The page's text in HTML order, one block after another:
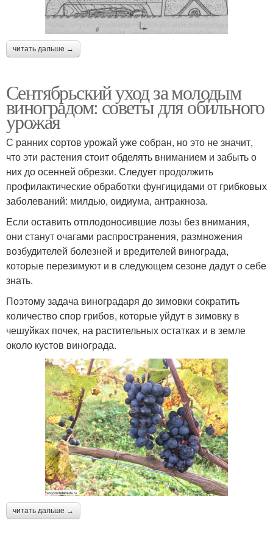
читать дальше →
Сентябрьский уход за молодым
виноградом: советы для обильного
урожая
С ранних сортов урожай уже собран, но это не значит,
что эти растения стоит обделять вниманием и забыть о
них до осенней обрезки. Следует продолжить
профилактические обработки фунгицидами от грибковых
заболеваний: милдью, оидиума, антракноза.
Если оставить отплодоносившие лозы без внимания,
они станут очагами распространения, размножения
возбудителей болезней и вредителей винограда,
которые перезимуют и в следующем сезоне дадут о себе
знать.
Поэтому задача виноградаря до зимовки сократить
количество спор грибов, которые уйдут в зимовку в
чешуйках почек, на растительных остатках и в земле
около кустов винограда.
читать дальше →